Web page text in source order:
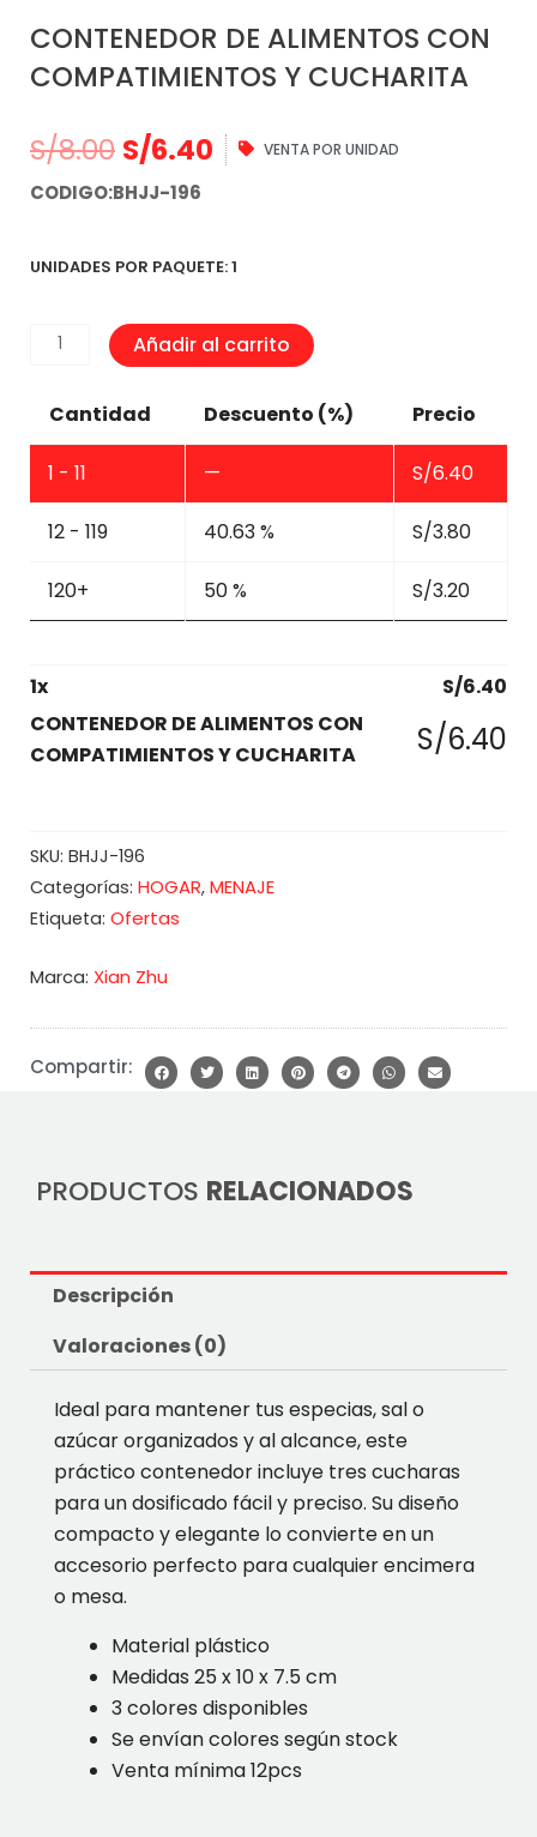
CONTENEDOR DE ALIMENTOS CON
COMPATIMIENTOS Y CUCHARITA
S/8.00 S/6.40 VENTA POR UNIDAD
CODIGO:BHJJ-196
UNIDADES POR PAQUETE: 1
CONTENEDOR
ALIMENTOS
COMPATIMIENTOS
CUCHARITA
Añadir al carrito
Cantidad Descuento (%) Precio
1 - 11 — S/6.40
12 - 119 40.63 % S/3.80
120+ 50 % S/3.20
1x S/6.40
CONTENEDOR DE ALIMENTOS CON
COMPATIMIENTOS Y CUCHARITA
S/6.40
SKU: BHJJ-196
Categorías: HOGAR, MENAJE
Etiqueta: Ofertas
Marca: Xian Zhu
Compartir:
PRODUCTOS RELACIONADOS
Descripción
Valoraciones (0)
Ideal para mantener tus especias, sal o
azúcar organizados y al alcance, este
práctico contenedor incluye tres cucharas
para un dosificado fácil y preciso. Su diseño
compacto y elegante lo convierte en un
accesorio perfecto para cualquier encimera
o mesa.
Material plástico
Medidas 25 x 10 x 7.5 cm
3 colores disponibles
Se envían colores según stock
Venta mínima 12pcs